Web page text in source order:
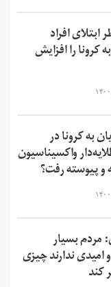
افراد
کرونا را افزایش
به کرونا در
واکسیناسیون
پیوسته رفت؟
مردم بسیار
ندارند چیزی
کند